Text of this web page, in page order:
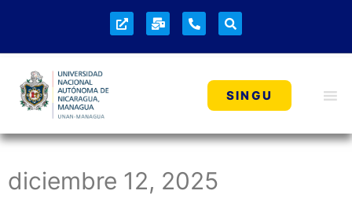
SINGU
diciembre 12, 2025